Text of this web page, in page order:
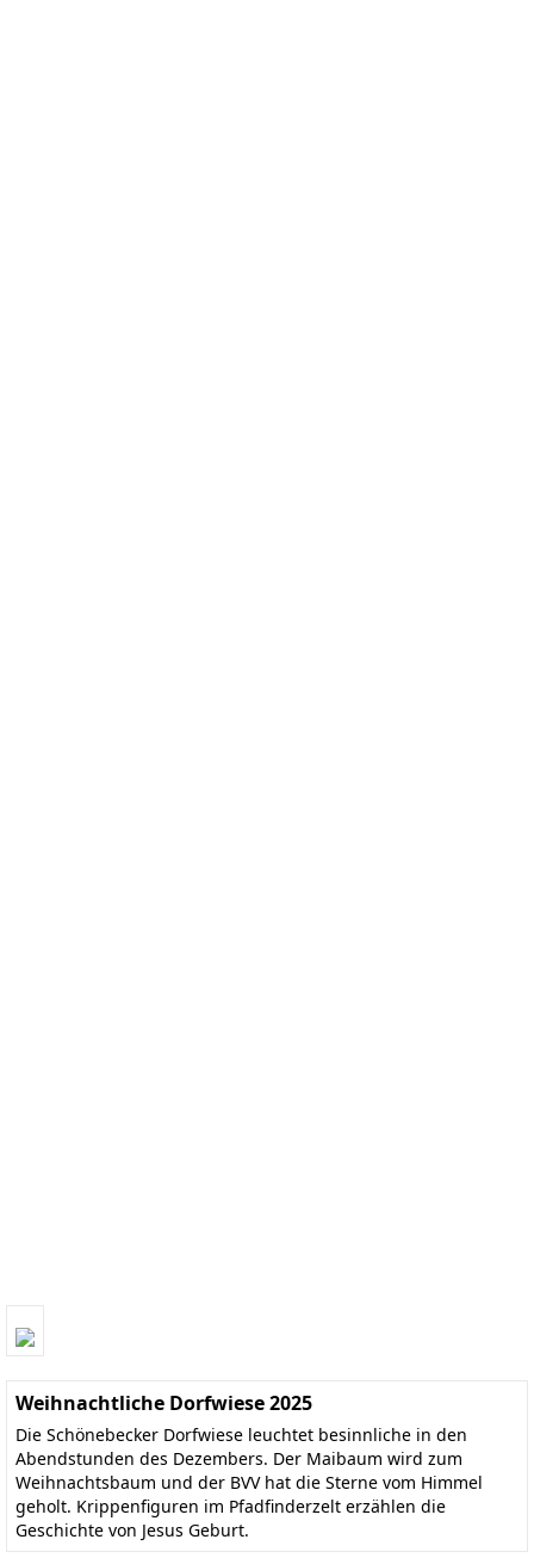
Weihnachtliche Dorfwiese 2025
Die Schönebecker Dorfwiese leuchtet besinnliche in den
Abendstunden des Dezembers. Der Maibaum wird zum
Weihnachtsbaum und der BVV hat die Sterne vom Himmel
geholt. Krippenfiguren im Pfadfinderzelt erzählen die
Geschichte von Jesus Geburt.